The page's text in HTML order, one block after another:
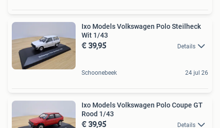
Ixo Models Volkswagen Polo Steilheck
Wit 1/43
€ 39,95 Details
Schoonebeek 24 jul 26
Ixo Models Volkswagen Polo Coupe GT
Rood 1/43
€ 39,95 Details